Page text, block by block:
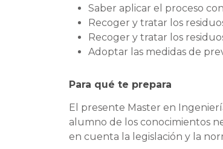
Saber aplicar el proceso
Recoger y tratar los
Recoger y tratar los
Adoptar las medidas de
Para qué te prepara
El presente Master en
alumno de los conocimientos
en cuenta la legislación y la